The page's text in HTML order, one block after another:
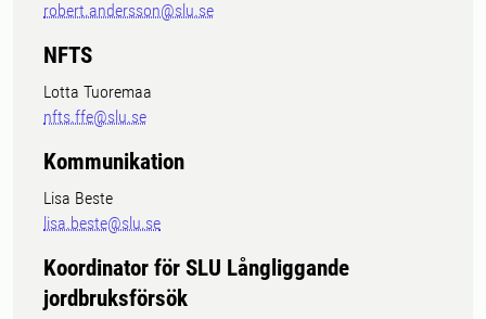
robert.andersson@slu.se
NFTS
Lotta Tuoremaa
nfts.ffe@slu.se
Kommunikation
Lisa Beste
lisa.beste@slu.se
Koordinator för SLU Långliggande
jordbruksförsök